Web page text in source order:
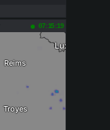
07:15:19